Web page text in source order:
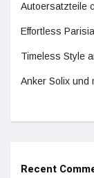
Autoersatzteile
Effortless
Timeless Style
Anker Solix und
Recent